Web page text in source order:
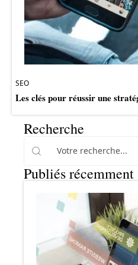
SEO
Les clés pour réussir une
Recherche
Publiés récemment